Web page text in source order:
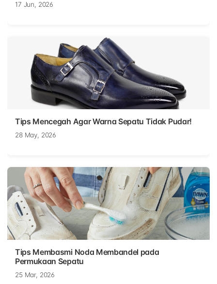
17 Jun, 2026
Tips Mencegah Agar Warna Sepatu Tidak Pudar!
28 May, 2026
Tips Membasmi Noda Membandel pada
Permukaan Sepatu
25 Mar, 2026